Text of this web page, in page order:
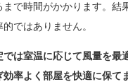
まで時間がかかります。結
ではありません。
では室温に応じて風量を最
率よく部屋を快適に保て